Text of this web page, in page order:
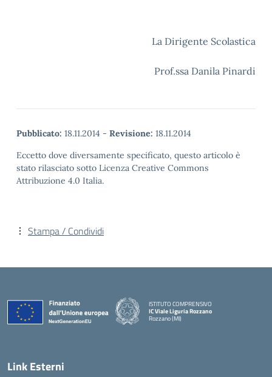
La Dirigente Scolastica
Prof.ssa Danila Pinardi
Pubblicato: 18.11.2014 - Revisione: 18.11.2014
Eccetto dove diversamente specificato, questo articolo è
stato rilasciato sotto Licenza Creative Commons
Attribuzione 4.0 Italia.
Stampa / Condividi
ISTITUTO COMPRENSIVO
IC Viale Liguria Rozzano
Rozzano (MI)
Link Esterni